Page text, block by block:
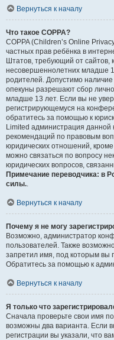
Вернуться к началу
Что такое COPPA?
COPPA (Children’s Online
частных прав ребёнка в
Штатов, требующий от сайтов,
несовершеннолетних младше
родителей. Допустимо
опекуны разрешают сбор
младше 13 лет. Если вы не
регистрирующемуся на
обратитесь за помощью к
Limited администрация
рекомендаций по правовым
юридических отношений,
можно связаться по вопросу
юридических вопросов,
Примечание переводчика: в
силы..
Вернуться к началу
Почему я не могу
Возможно, администратор
пользователей. Также
запретил имя, под которым вы
Обратитесь за помощью к
Вернуться к началу
Я только что
Сначала проверьте свои имя
возможны два варианта. Если
регистрации вы указали, что